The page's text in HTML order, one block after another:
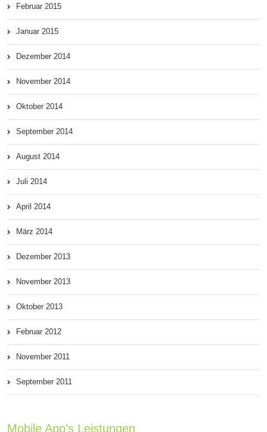
Februar 2015
Januar 2015
Dezember 2014
November 2014
Oktober 2014
September 2014
August 2014
Juli 2014
April 2014
März 2014
Dezember 2013
November 2013
Oktober 2013
Februar 2012
November 2011
September 2011
Mobile App’s Leistungen